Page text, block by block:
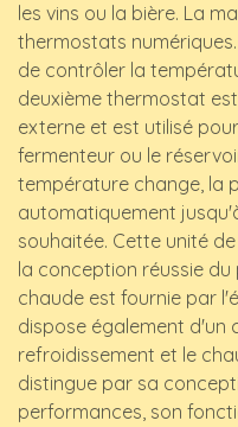
les vins ou la bière. La
thermostats
de contrôler la
deuxième thermostat
externe et est utilisé
fermenteur ou le
température change, la
automatiquement
souhaitée. Cette unité
la conception réussie du
chaude est fournie par
dispose également d'un
refroidissement et le
distingue par sa
performances, son